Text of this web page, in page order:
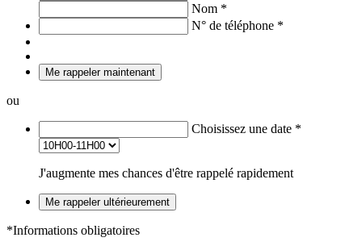
Nom *
N° de téléphone *
Me rappeler maintenant
ou
Choisissez une date *
J'augmente mes chances d'être rappelé rapidement
Me rappeler ultérieurement
*Informations obligatoires